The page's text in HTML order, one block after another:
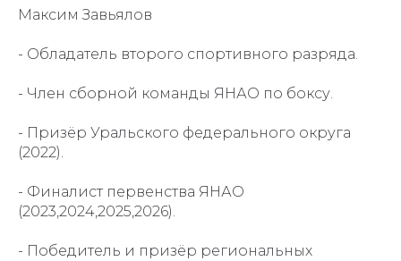
Максим Завьялов
- Обладатель второго спортивного разряда.
- Член сборной команды ЯНАО по боксу.
- Призёр Уральского федерального округа
(2022).
- Финалист первенства ЯНАО
(2023,2024,2025,2026).
- Победитель и призёр региональных